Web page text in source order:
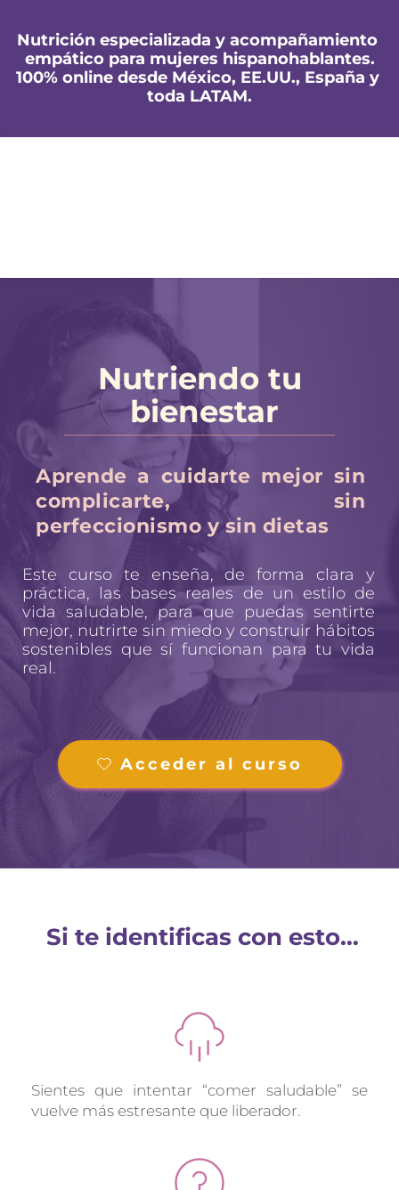
Nutrición especializada y acompañamiento
empático para mujeres hispanohablantes.
100% online desde México, EE.UU., España y
toda LATAM.
Nutriendo tu
bienestar
Aprende a cuidarte mejor sin
complicarte, sin
perfeccionismo y sin dietas
Este curso te enseña, de forma clara y
práctica, las bases reales de un estilo de
vida saludable, para que puedas sentirte
mejor, nutrirte sin miedo y construir hábitos
sostenibles que sí funcionan para tu vida
real.
Acceder al curso
Si te identificas con esto…
Sientes que intentar “comer saludable” se
vuelve más estresante que liberador.